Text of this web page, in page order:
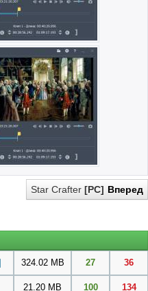
Вперед
Star Crafter [PC]
324.02 MB 27 36
21.20 MB 100 134